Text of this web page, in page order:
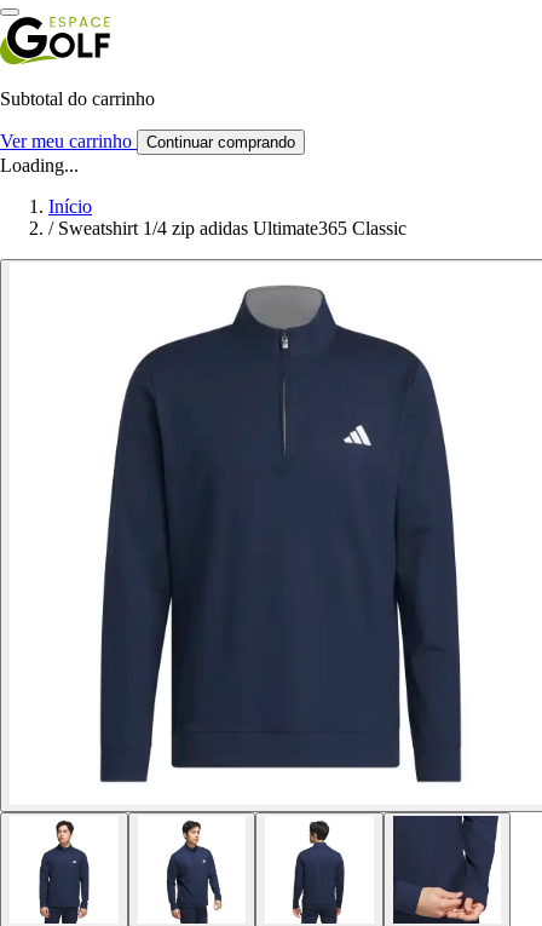
Subtotal do carrinho
Ver meu carrinho Continuar comprando
Loading...
Início
/ Sweatshirt 1/4 zip adidas Ultimate365 Classic